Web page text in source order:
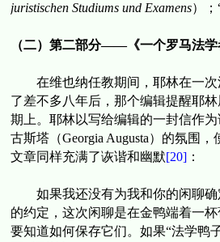
juristischen Studiums und Examens）；
（二）第二部分——《一个罗马法学
在维也纳任教期间，耶林在一
了差不多八年后，那个编辑提醒耶
期上。耶林以写给编辑的一封信作
古斯塔（Georgia Augusta） 的氛围，
文章同样充满了诙谐和幽默[20]：
如果我还没有为我和你的闲聊
的约定，这次闲聊是在金鸭端着一
要知道如何保存它们。如果“法学鸭